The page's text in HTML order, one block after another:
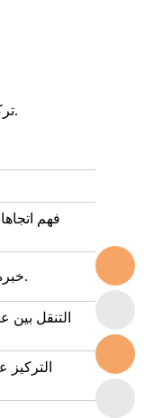
تركز الأرجنتين ودول منطقة البحر الكاريبي مثل جامايكا بشكل متزايد على التخزين من أجل استقرار الشبكة وإزاحة الوقود الأحفوري، وغالبًا ما يتم ذلك بدعم من بنوك التنمية الدولية.
فهم
خبرة النمذجة المالية للسوق المتقلبة أمر بالغ الأهمية.
التنقل